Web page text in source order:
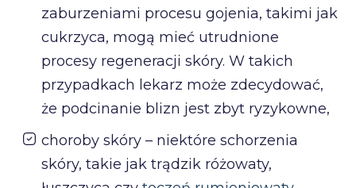
zaburzeniami procesu gojenia, takimi jak
cukrzyca, mogą mieć utrudnione
procesy regeneracji skóry. W takich
przypadkach lekarz może zdecydować,
że podcinanie blizn jest zbyt ryzykowne,
choroby skóry – niektóre schorzenia
skóry, takie jak trądzik różowaty,